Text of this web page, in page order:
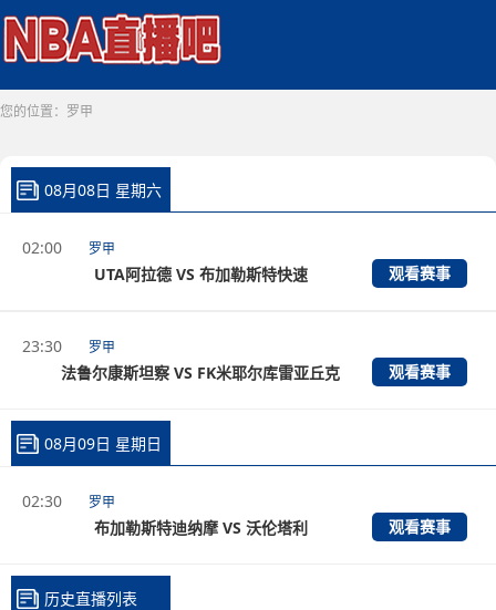
您的位置： 罗甲
08月08日 星期六
02:00 罗甲
UTA阿拉德 VS 布加勒斯特快速 观看赛事
23:30 罗甲
法鲁尔康斯坦察 VS FK米耶尔库雷亚丘克 观看赛事
08月09日 星期日
02:30 罗甲
布加勒斯特迪纳摩 VS 沃伦塔利 观看赛事
历史直播列表